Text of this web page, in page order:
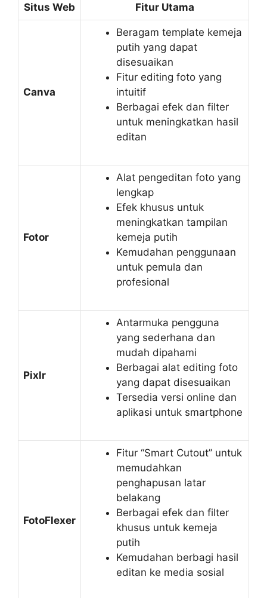
Situs Web Fitur Utama
Canva
Beragam template kemeja
putih yang dapat
disesuaikan
Fitur editing foto yang
intuitif
Berbagai efek dan filter
untuk meningkatkan hasil
editan
Fotor
Alat pengeditan foto yang
lengkap
Efek khusus untuk
meningkatkan tampilan
kemeja putih
Kemudahan penggunaan
untuk pemula dan
profesional
Pixlr
Antarmuka pengguna
yang sederhana dan
mudah dipahami
Berbagai alat editing foto
yang dapat disesuaikan
Tersedia versi online dan
aplikasi untuk smartphone
FotoFlexer
Fitur “Smart Cutout” untuk
memudahkan
penghapusan latar
belakang
Berbagai efek dan filter
khusus untuk kemeja
putih
Kemudahan berbagi hasil
editan ke media sosial